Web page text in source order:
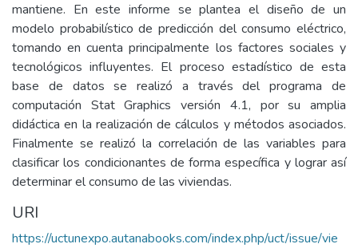
mantiene. En este informe se plantea el diseño de un
modelo probabilístico de predicción del consumo eléctrico,
tomando en cuenta principalmente los factores sociales y
tecnológicos influyentes. El proceso estadístico de esta
base de datos se realizó a través del programa de
computación Stat Graphics versión 4.1, por su amplia
didáctica en la realización de cálculos y métodos asociados.
Finalmente se realizó la correlación de las variables para
clasificar los condicionantes de forma específica y lograr así
determinar el consumo de las viviendas.
URI
https://uctunexpo.autanabooks.com/index.php/uct/issue/vie